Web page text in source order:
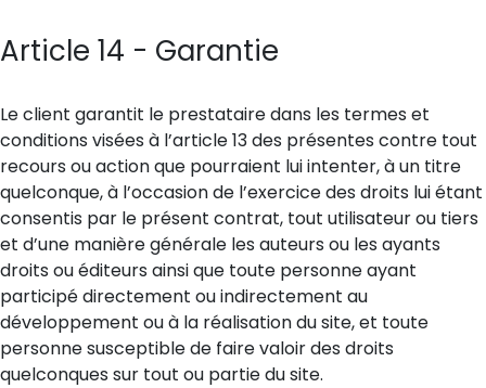
Article 14 - Garantie
Le client garantit le prestataire dans les termes et
conditions visées à l’article 13 des présentes contre tout
recours ou action que pourraient lui intenter, à un titre
quelconque, à l’occasion de l’exercice des droits lui étant
consentis par le présent contrat, tout utilisateur ou tiers
et d’une manière générale les auteurs ou les ayants
droits ou éditeurs ainsi que toute personne ayant
participé directement ou indirectement au
développement ou à la réalisation du site, et toute
personne susceptible de faire valoir des droits
quelconques sur tout ou partie du site.